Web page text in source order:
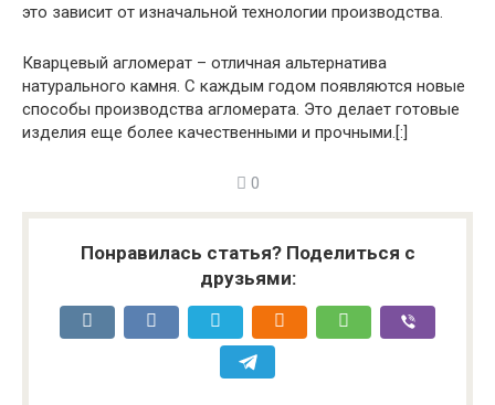
это зависит от изначальной технологии производства.
Кварцевый агломерат – отличная альтернатива
натурального камня. С каждым годом появляются новые
способы производства агломерата. Это делает готовые
изделия еще более качественными и прочными.[:]
0
Понравилась статья? Поделиться с
друзьями: